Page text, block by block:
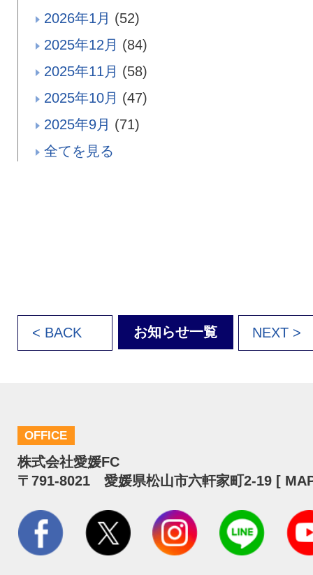
2026年1月 (52)
2025年12月 (84)
2025年11月 (58)
2025年10月 (47)
2025年9月 (71)
全てを見る
< BACK お知らせ一覧 NEXT >
OFFICE
株式会社愛媛FC
〒791-8021 愛媛県松山市六軒家町2-19 [